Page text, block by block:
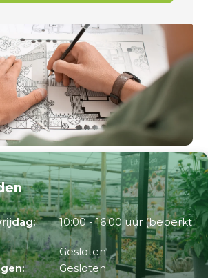
10:00 - 16:00 uur (beperkt
Gesloten
Gesloten